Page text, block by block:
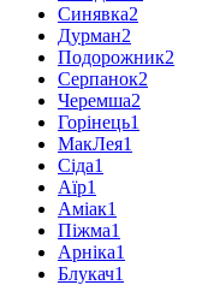
Синявка2
Дурман2
Подорожник2
Серпанок2
Черемша2
Горінець1
МакЛея1
Сіда1
Аїр1
Аміак1
Піжма1
Арніка1
Блукач1